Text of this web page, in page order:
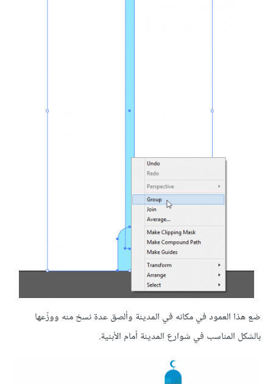
ضع هذا العمود في مكانه في المدينة وألصق عدة نسخ منه ووزّعها
بالشكل المناسب في شوارع المدينة أمام الأبنية.